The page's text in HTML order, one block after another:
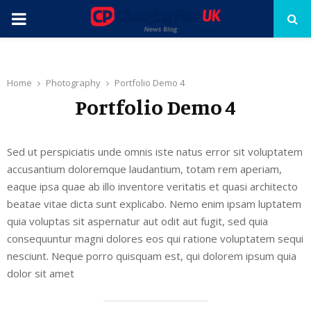
PRIMARY
Home Photography Portfolio Demo 4
Portfolio Demo 4
Sed ut perspiciatis unde omnis iste natus error sit voluptatem
accusantium doloremque laudantium, totam rem aperiam,
eaque ipsa quae ab illo inventore veritatis et quasi architecto
beatae vitae dicta sunt explicabo. Nemo enim ipsam luptatem
quia voluptas sit aspernatur aut odit aut fugit, sed quia
consequuntur magni dolores eos qui ratione voluptatem sequi
nesciunt. Neque porro quisquam est, qui dolorem ipsum quia
dolor sit amet